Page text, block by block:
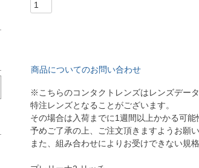
商品についてのお問い合わせ
※こちらのコンタクトレンズはレンズデータ
特注レンズとなることがございます。
その場合は入荷までに1週間以上かかる可
予めご了承の上、ご注文頂きますようお願い
また、組み合わせによりお受けできない規